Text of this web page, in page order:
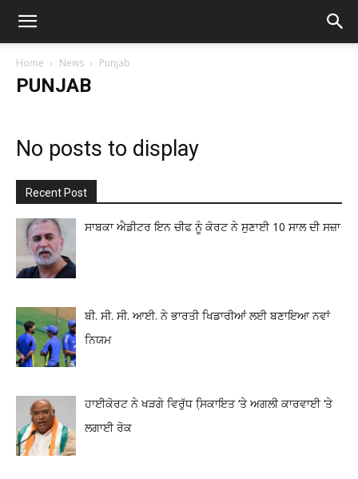
Home News Punjab
PUNJAB
No posts to display
Recent Post
ਸਾਬਕਾ ਐਡੀਟਰ ਇਨ ਚੀਫ ਨੂੰ ਕੋਰਟ ਨੇ ਸੁਣਾਈ 10 ਸਾਲ ਦੀ ਸਜ਼ਾ
ਬੀ. ਸੀ. ਸੀ. ਆਈ. ਨੇ ਭਾਰਤੀ ਖਿਡਾਰੀਆਂ ਲਈ ਬਣਾਇਆ ਨਵਾਂ
ਨਿਯਮ
ਹਾਈਕੋਰਟ ਨੇ ਖੜਗੇ ਵਿਰੁੱਧ ਸਿ਼ਕਾਇਤ ‘ਤੇ ਅਗਲੀ ਕਾਰਵਾਈ ‘ਤੇ
ਲਗਾਈ ਰੋਕ